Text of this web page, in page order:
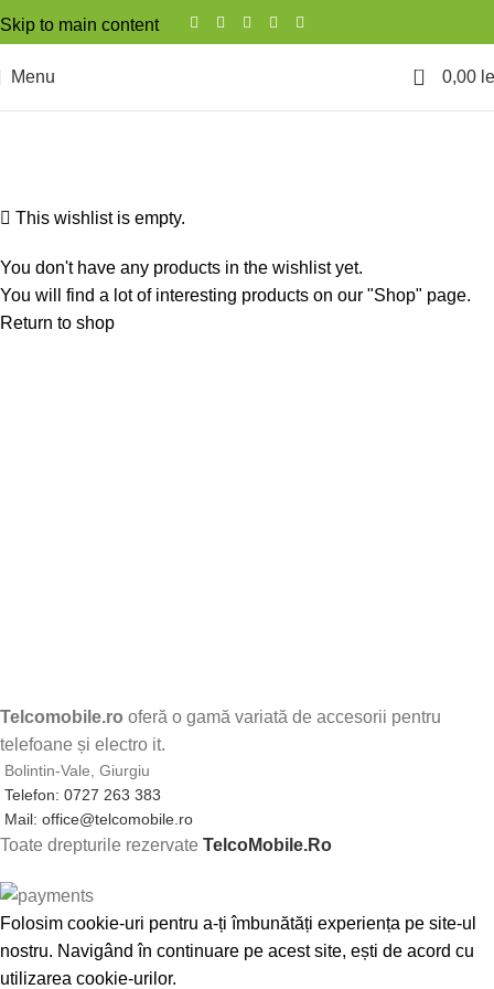
Skip to main content
Menu 0 0,00
This wishlist is empty.
You don't have any products in the wishlist yet.
You will find a lot of interesting products on our "Shop" page.
Return to shop
Telcomobile.ro oferă o gamă variată de accesorii pentru
telefoane și electro it.
Bolintin-Vale, Giurgiu
Telefon: 0727 263 383
Mail: office@telcomobile.ro
Toate drepturile rezervate TelcoMobile.Ro
Folosim cookie-uri pentru a-ți îmbunătăți experiența pe site-ul
nostru. Navigând în continuare pe acest site, ești de acord cu
utilizarea cookie-urilor.